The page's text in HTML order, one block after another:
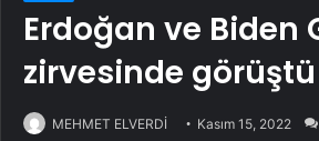
Erdoğan ve Biden
zirvesinde görüştü
MEHMET ELVERDİ Kasım 15, 2022